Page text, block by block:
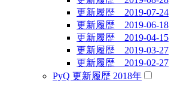
更新履歴 2019-07-24
更新履歴 2019-06-18
更新履歴 2019-04-15
更新履歴 2019-03-27
更新履歴 2019-02-27
PyQ 更新履歴 2018年